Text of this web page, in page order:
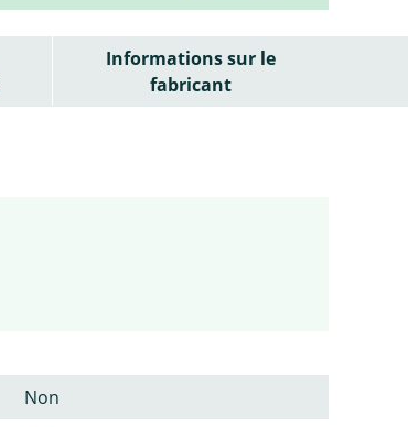
Informations sur le
fabricant
Non